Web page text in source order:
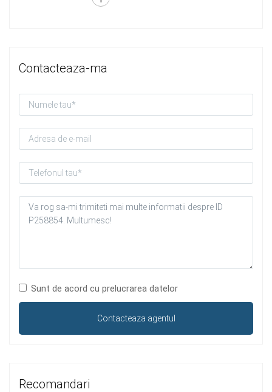
Contacteaza-ma
Sunt de acord cu prelucrarea datelor
Recomandari